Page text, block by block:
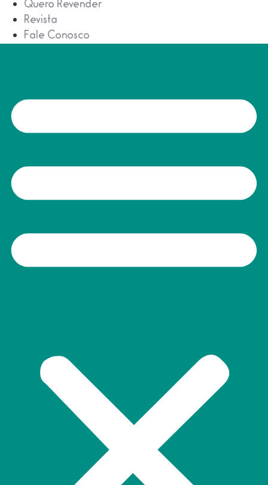
Quero Revender
Revista
Fale Conosco